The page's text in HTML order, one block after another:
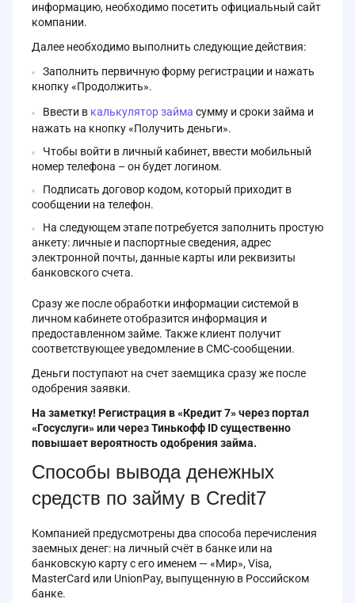
информацию, необходимо посетить официальный сайт
компании.
Далее необходимо выполнить следующие действия:
Заполнить первичную форму регистрации и нажать
кнопку «Продолжить».
Ввести в калькулятор займа сумму и сроки займа и
нажать на кнопку «Получить деньги».
Чтобы войти в личный кабинет, ввести мобильный
номер телефона – он будет логином.
Подписать договор кодом, который приходит в
сообщении на телефон.
На следующем этапе потребуется заполнить простую
анкету: личные и паспортные сведения, адрес
электронной почты, данные карты или реквизиты
банковского счета.
Сразу же после обработки информации системой в
личном кабинете отобразится информация и
предоставленном займе. Также клиент получит
соответствующее уведомление в СМС-сообщении.
Деньги поступают на счет заемщика сразу же после
одобрения заявки.
На заметку! Регистрация в «Кредит 7» через портал
«Госуслуги» или через Тинькофф ID существенно
повышает вероятность одобрения займа.
Способы вывода денежных
средств по займу в Credit7
Компанией предусмотрены два способа перечисления
заемных денег: на личный счёт в банке или на
банковскую карту с его именем — «Мир», Visa,
MasterCard или UnionPay, выпущенную в Российском
банке.